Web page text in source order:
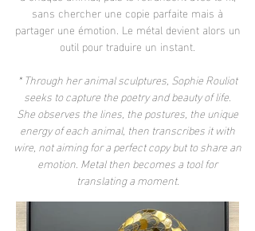
sans chercher une copie parfaite mais à
partager une émotion. Le métal devient alors un
outil pour traduire un instant.
* Through her animal sculptures, Sophie Rouliot
seeks to capture the poetry and beauty of life.
She observes the lines, the postures, the unique
energy of each animal, then transcribes it with
wire, not aiming for a perfect copy but to share an
emotion. Metal then becomes a tool for
translating a moment.